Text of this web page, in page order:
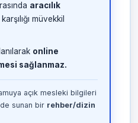
aracılık
müvekkil
online
sağlanmaz.
açık mesleki bilgileri
sunan bir rehber/dizin